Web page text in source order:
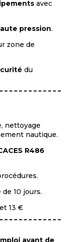
avec
pression.
zone de
du
nettoyage
nautique.
R486
10 jours.
13 €